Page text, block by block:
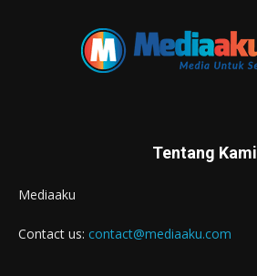
Tentang Kami
Mediaaku
Contact us: contact@mediaaku.com